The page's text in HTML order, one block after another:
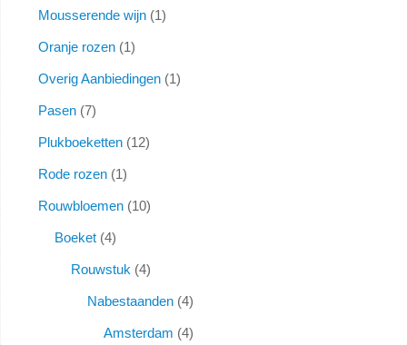
Mousserende wijn 1
Oranje rozen 1
Overig Aanbiedingen 1
Pasen 7
Plukboeketten 12
Rode rozen 1
Rouwbloemen 10
Boeket 4
Rouwstuk 4
Nabestaanden 4
Amsterdam 4